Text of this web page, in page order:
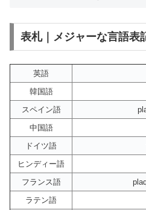
表札｜メジャーな言語表
英語
韓国語
スペイン語
中国語
ドイツ語
ヒンディー語
フランス語
ラテン語